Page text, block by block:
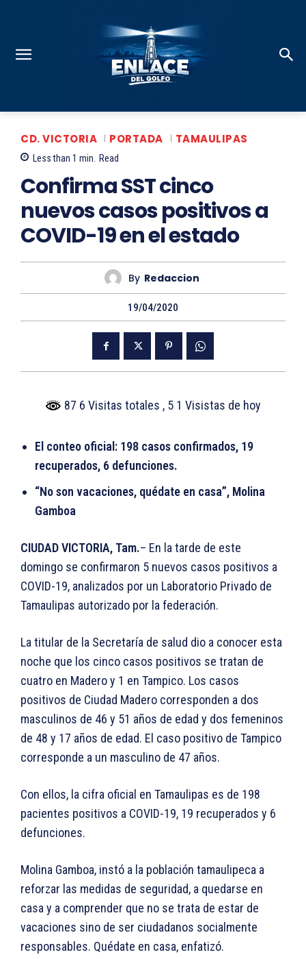
CD. VICTORIA PORTADA TAMAULIPAS
Less than 1 min. Read
Confirma SST cinco
nuevos casos positivos a
COVID-19 en el estado
By Redaccion
19/04/2020
87 6 Visitas totales , 5 1 Visistas de hoy
El conteo oficial: 198 casos confirmados, 19
recuperados, 6 defunciones.
“No son vacaciones, quédate en casa”, Molina
Gamboa
CIUDAD VICTORIA, Tam.– En la tarde de este
domingo se confirmaron 5 nuevos casos positivos a
COVID-19, analizados por un Laboratorio Privado de
Tamaulipas autorizado por la federación.
La titular de la Secretaría de salud dio a conocer esta
noche que los cinco casos positivos se tratan de
cuatro en Madero y 1 en Tampico. Los casos
positivos de Ciudad Madero corresponden a dos
masculinos de 46 y 51 años de edad y dos femeninos
de 48 y 17 años de edad. El caso positivo de Tampico
corresponde a un masculino de 47 años.
Con ellos, la cifra oficial en Tamaulipas es de 198
pacientes positivos a COVID-19, 19 recuperados y 6
defunciones.
Molina Gamboa, instó a la población tamaulipeca a
reforzar las medidas de seguridad, a quedarse en
casa y a comprender que no se trata de estar de
vacaciones sino de ser ciudadanos socialmente
responsables. Quédate en casa, enfatizó.